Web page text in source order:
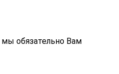
обязательно Вам